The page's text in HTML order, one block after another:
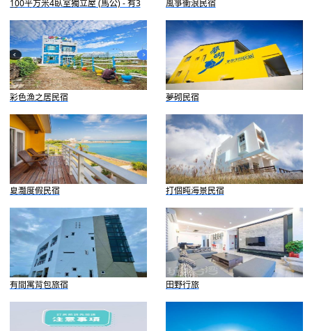
100平方米4臥室獨立屋 (馬公) - 有3
間私人浴室
風箏衝浪民宿
彩色漁之居民宿 夢砌民宿
夏灩度假民宿 打個盹海景民宿
有間寓背包旅宿 田野行旅